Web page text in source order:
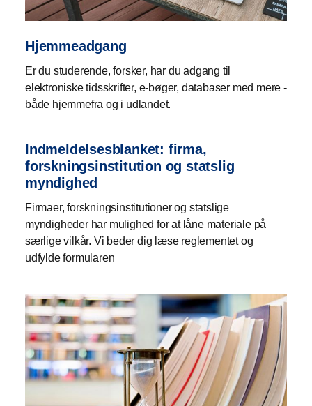
Hjemmeadgang
Er du studerende, forsker, har du adgang til
elektroniske tidsskrifter, e-bøger, databaser med mere -
både hjemmefra og i udlandet.
Indmeldelsesblanket: firma,
forskningsinstitution og statslig
myndighed
Firmaer, forskningsinstitutioner og statslige
myndigheder har mulighed for at låne materiale på
særlige vilkår. Vi beder dig læse reglementet og
udfylde formularen